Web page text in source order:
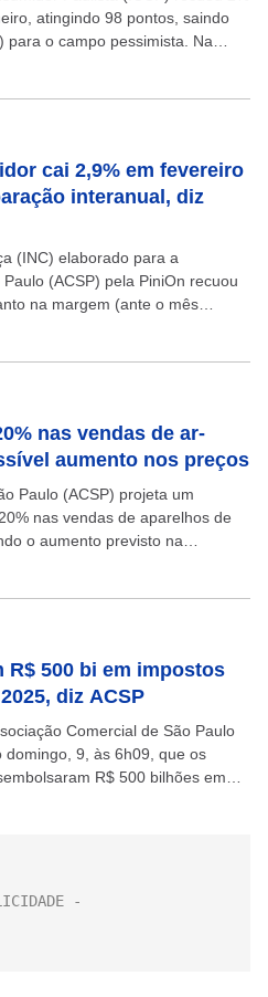
atingindo 98 pontos, saindo
o campo pessimista. Na
cai 2,9% em fevereiro
interanual, diz
(INC) elaborado para a
(ACSP) pela PiniOn recuou
na margem (ante o mês
nas vendas de ar-
aumento nos preços
Paulo (ACSP) projeta um
nas vendas de aparelhos de
o aumento previsto na
R$ 500 bi em impostos
diz ACSP
Comercial de São Paulo
domingo, 9, às 6h09, que os
R$ 500 bilhões em